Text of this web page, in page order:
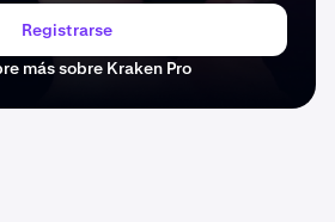
Registrarse
más sobre Kraken Pro